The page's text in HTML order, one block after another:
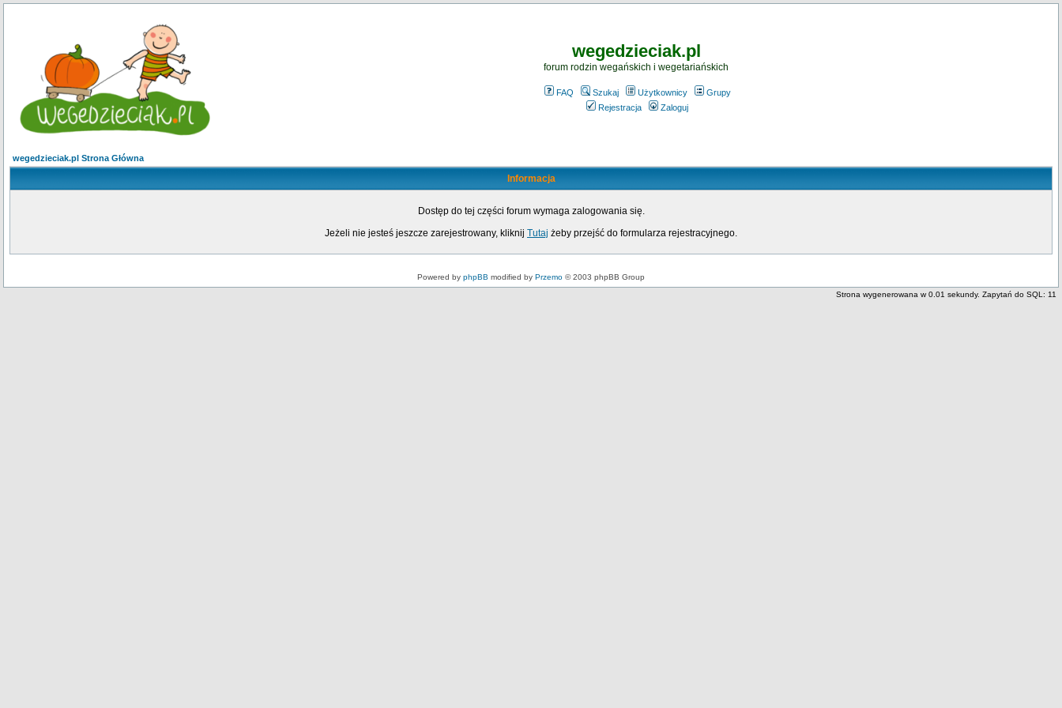
wegedzieciak.pl
forum rodzin wegańskich i wegetariańskich
FAQ Szukaj Użytkownicy
Grupy
Rejestracja
Zaloguj
wegedzieciak.pl Strona Główna
Informacja
Dostęp do tej części forum wymaga zalogowania się.
Jeżeli nie jesteś jeszcze zarejestrowany, kliknij Tutaj żeby przejść do formularza rejestracyjnego.
Powered by phpBB modified by Przemo © 2003 phpBB Group
Strona wygenerowana w 0.01 sekundy. Zapytań do SQL: 11